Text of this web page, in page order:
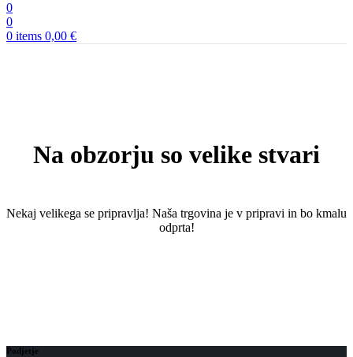
0
0
0 items 0,00 €
Na obzorju so velike stvari
Nekaj ​​velikega se pripravlja! Naša trgovina je v pripravi in ​​bo kmalu
odprta!
Podjetje